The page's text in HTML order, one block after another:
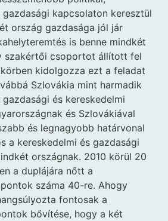
gazdasági kapcsolaton keresztül
ország gazdasága jól jár
is benne mindkét
szakértői csoportot állított fel
kidolgozza ezt a feladat
Szlovákia mint harmadik
és kereskedelmi
és Szlovákiával
és legnagyobb határvonal
a kereskedelmi és gazdasági
országnak. 2010 körül 20
a duplájára nőtt a
száma 40-re. Ahogy
fontosak a
bővítése, hogy a két